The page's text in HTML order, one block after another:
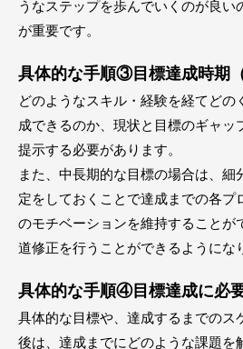
うなステップを歩んでいくのが良い
が重要です。
具体的な手順③目標達成時期
どのようなスキル・経験を経てどの
成できるのか、現状と目標のギャッ
提示する必要があります。
また、中長期的な目標の場合は、細
定をしておくことで達成までの各プ
のモチベーションを維持することが
道修正を行うことができるようにな
具体的な手順④目標達成に必
具体的な目標や、達成するまでのス
後は、達成までにどのような課題を